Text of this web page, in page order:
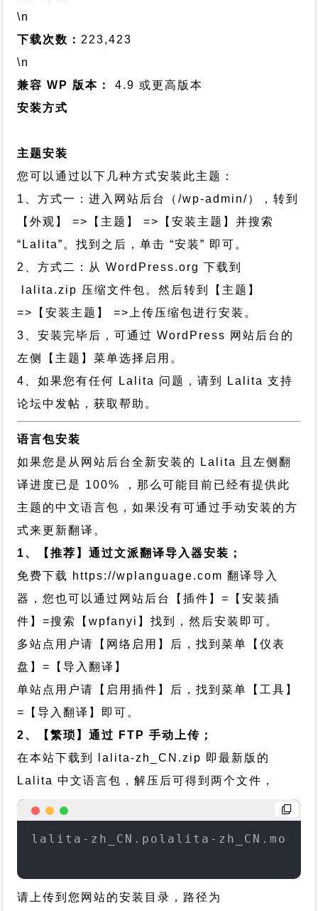
\n
下载次数： 223,423
\n
兼容 WP 版本：
4.9 或更高版本
安装方式
主题安装
您可以通过以下几种方式安装此主题：
1、方式一：进入网站后台（/wp-admin/），转到
【外观】 =>【主题】 =>【安装主题】并搜索
“Lalita”。找到之后，单击 “安装” 即可。
2、方式二：从 WordPress.org 下载到
lalita.zip 压缩文件包。然后转到【主题】
=>【安装主题】 =>上传压缩包进行安装。
3、安装完毕后，可通过 WordPress 网站后台的
左侧【主题】菜单选择启用。
4、如果您有任何 Lalita 问题，请到 Lalita 支持
论坛中发帖，获取帮助。
语言包安装
如果您是从网站后台全新安装的 Lalita 且左侧翻
译进度已是 100% ，那么可能目前已经有提供此
主题的中文语言包，如果没有可通过手动安装的方
式来更新翻译。
1、【推荐】通过文派翻译导入器安装；
免费下载 https://wplanguage.com 翻译导入
器，您也可以通过网站后台【插件】=【安装插
件】=搜索【wpfanyi】找到，然后安装即可。
多站点用户请【网络启用】后，找到菜单【仪表
盘】=【导入翻译】
单站点用户请【启用插件】后，找到菜单【工具】
=【导入翻译】即可。
2、【繁琐】通过 FTP 手动上传；
在本站下载到
lalita-zh_CN.zip 即最新版的
Lalita 中文语言包，解压后可得到两个文件，
lalita-zh_CN.polalita-zh_CN.mo
请上传到您网站的安装目录，路径为